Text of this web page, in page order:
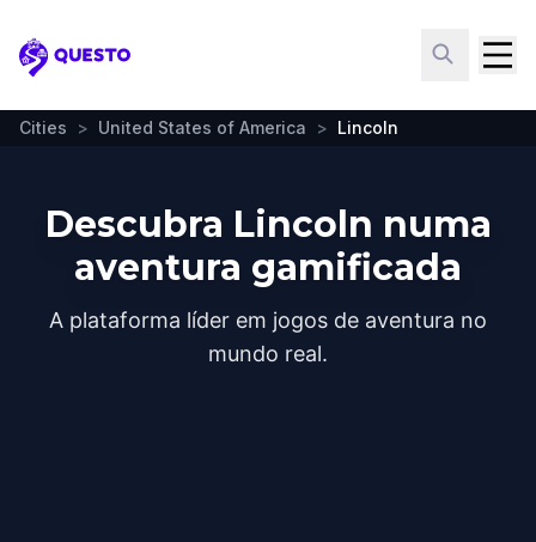
Questo
Cities > United States of America > Lincoln
Descubra Lincoln numa
aventura gamificada
A plataforma líder em jogos de aventura no
mundo real.